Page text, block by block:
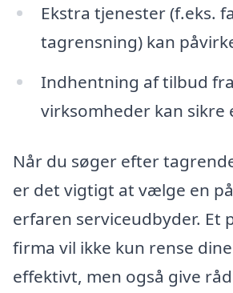
Ekstra tjenester (f.eks.
tagrensning) kan
Indhentning af tilbud
virksomheder kan sikre
Når du søger efter
er det vigtigt at vælge en
erfaren serviceudbyder. Et
firma vil ikke kun rense
effektivt, men også give